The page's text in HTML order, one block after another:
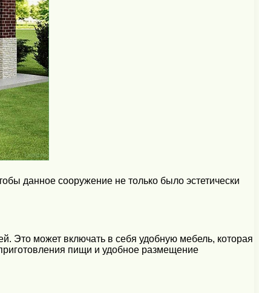
данное сооружение не только было эстетически
Это может включать в себя удобную мебель, которая
пищи и удобное размещение